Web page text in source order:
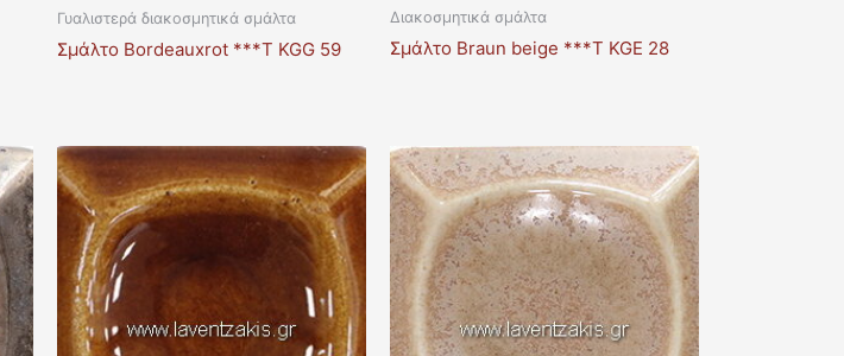
Γυαλιστερά διακοσμητικά σμάλτα
Σμάλτο Bordeauxrot ***T KGG 59
Διακοσμητικά σμάλτα
Σμάλτο Braun beige ***T KGE 28